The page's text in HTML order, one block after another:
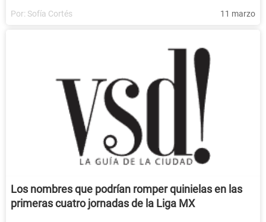
Por: Sofía Cortés 11 marzo
Los nombres que podrían romper quinielas en las
primeras cuatro jornadas de la Liga MX